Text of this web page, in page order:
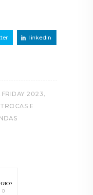
linkedin
FRIDAY 2023,
TROCAS E
0